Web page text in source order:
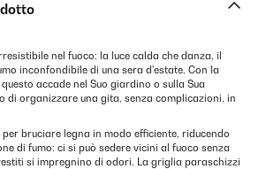
nel fuoco: la luce calda che danza, il
inconfondibile di una sera d'estate. Con la
accade nel Suo giardino o sulla Sua
di organizzare una gita, senza complicazioni, in
bruciare legna in modo efficiente, riducendo
di fumo: ci si può sedere vicini al fuoco senza
si impregnino di odori. La griglia paraschizzi